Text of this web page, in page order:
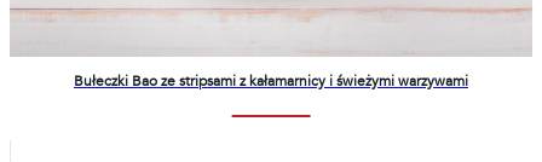
Bułeczki Bao ze stripsami z kałamarnicy i świeżymi warzywami